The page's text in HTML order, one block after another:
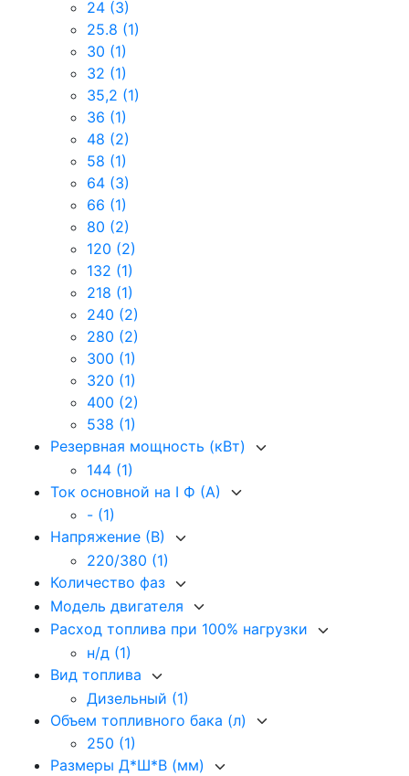
24 (3)
25.8 (1)
30 (1)
32 (1)
35,2 (1)
36 (1)
48 (2)
58 (1)
64 (3)
66 (1)
80 (2)
120 (2)
132 (1)
218 (1)
240 (2)
280 (2)
300 (1)
320 (1)
400 (2)
538 (1)
Резервная мощность (кВт)
144 (1)
Ток основной на I Ф (А)
- (1)
Напряжение (В)
220/380 (1)
Количество фаз
Модель двигателя
Расход топлива при 100% нагрузки
н/д (1)
Вид топлива
Дизельный (1)
Объем топливного бака (л)
250 (1)
Размеры Д*Ш*В (мм)